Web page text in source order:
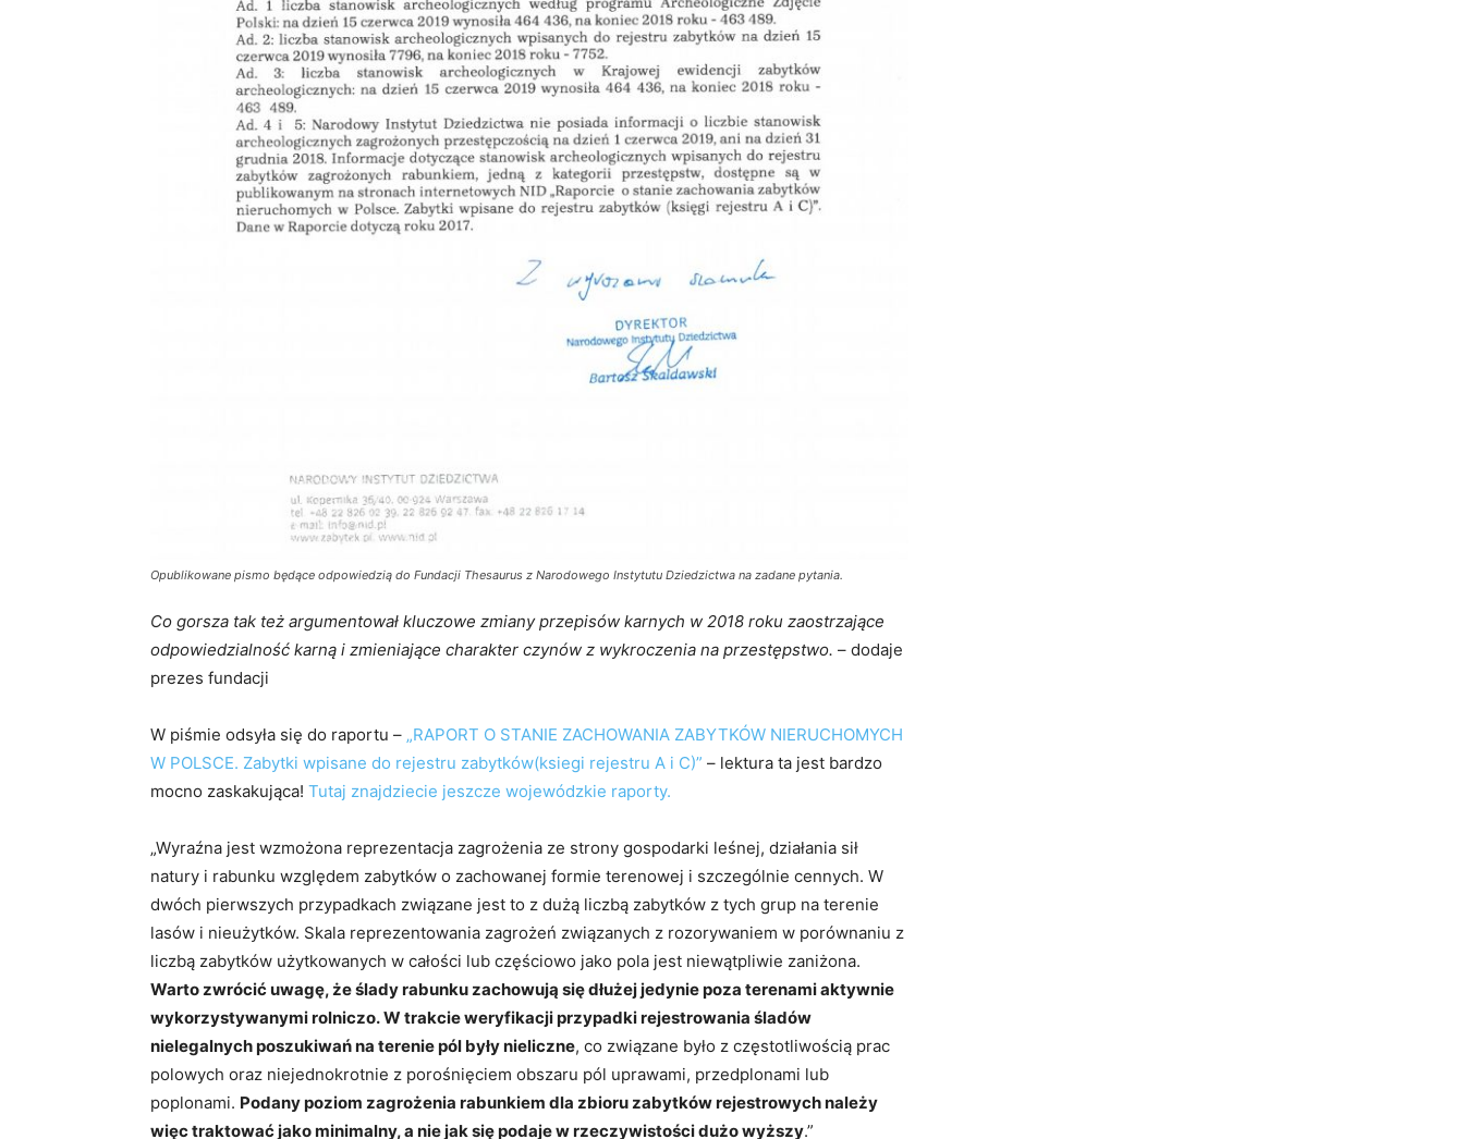
Opublikowane pismo będące odpowiedzią do Fundacji Thesaurus z Narodowego Instytutu Dziedzictwa na zadane pytania.
Co gorsza tak też argumentował kluczowe zmiany przepisów karnych w 2018 roku zaostrzające
odpowiedzialność karną i zmieniające charakter czynów z wykroczenia na przestępstwo. – dodaje
prezes fundacji
W piśmie odsyła się do raportu – „RAPORT O STANIE ZACHOWANIA ZABYTKÓW NIERUCHOMYCH
W POLSCE. Zabytki wpisane do rejestru zabytków(ksiegi rejestru A i C)” – lektura ta jest bardzo
mocno zaskakująca! Tutaj znajdziecie jeszcze wojewódzkie raporty.
„Wyraźna jest wzmożona reprezentacja zagrożenia ze strony gospodarki leśnej, działania sił
natury i rabunku względem zabytków o zachowanej formie terenowej i szczególnie cennych. W
dwóch pierwszych przypadkach związane jest to z dużą liczbą zabytków z tych grup na terenie
lasów i nieużytków. Skala reprezentowania zagrożeń związanych z rozorywaniem w porównaniu z
liczbą zabytków użytkowanych w całości lub częściowo jako pola jest niewątpliwie zaniżona.
Warto zwrócić uwagę, że ślady rabunku zachowują się dłużej jedynie poza terenami aktywnie
wykorzystywanymi rolniczo. W trakcie weryfikacji przypadki rejestrowania śladów
nielegalnych poszukiwań na terenie pól były nieliczne, co związane było z częstotliwością prac
polowych oraz niejednokrotnie z porośnięciem obszaru pól uprawami, przedplonami lub
poplonami. Podany poziom zagrożenia rabunkiem dla zbioru zabytków rejestrowych należy
więc traktować jako minimalny, a nie jak się podaje w rzeczywistości dużo wyższy.”